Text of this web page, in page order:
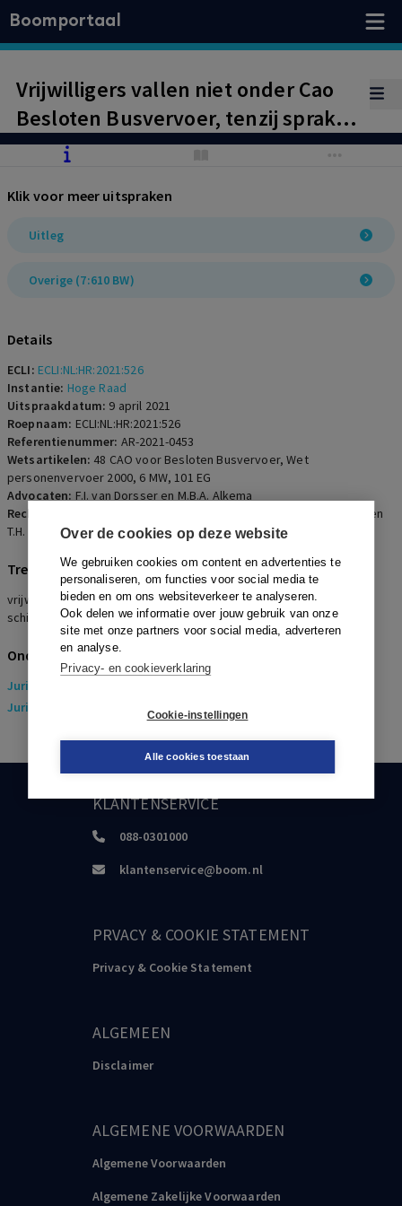
Over de cookies op deze website
We gebruiken cookies om content en advertenties te
personaliseren, om functies voor social media te
bieden en om ons websiteverkeer te analyseren.
Ook delen we informatie over jouw gebruik van onze
site met onze partners voor social media, adverteren
en analyse.
Privacy- en cookieverklaring
Cookie-instellingen
Alle cookies toestaan
Boomportaal
Vrijwilligers vallen niet onder Cao
Besloten Busvervoer, tenzij sprake
is van schijnconstructie.
Klik voor meer uitspraken
Uitleg
Overige (7:610 BW)
Details
ECLI: ECLI:NL:HR:2021:526
Instantie: Hoge Raad
Uitspraakdatum: 9 april 2021
Roepnaam: ECLI:NL:HR:2021:526
Referentienummer: AR-2021-0453
Wetsartikelen: 48 CAO voor Besloten Busvervoer,Wet
personenvervoer 2000, 6 MW,101 EG
Advocaten: F.I. van Dorsser en M.B.A. Alkema
Rechters:
M.V. Polak, H.M. Wattendorff, F.J.P. Lock, A.E.B. ter Heide en
T.H. Tanja-van den Broek
Trefwoorden
vrijwilliger, mededingingsrecht, busvervoer, uitleg, cao,
schijnconstructie
Onderwerpen
Juridisch
Juridisch
> Sociaal Zekerheidsrecht
KLANTENSERVICE
088-0301000
klantenservice@boom.nl
PRVACY & COOKIE STATEMENT
Privacy & Cookie Statement
ALGEMEEN
Disclaimer
ALGEMENE VOORWAARDEN
Algemene Voorwaarden
Algemene Zakelijke Voorwaarden